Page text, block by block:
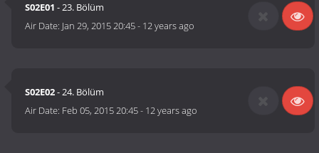
S02E01 - 23. Bölüm
Air Date: Jan 29, 2015 20:45- 12 years ago
S02E02- 24. Bölüm
Air Date: Feb 05, 2015 20:45- 12 years ago